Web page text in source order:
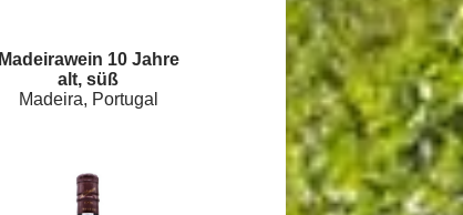
Madeirawein 10 Jahre
alt, süß
Madeira, Portugal